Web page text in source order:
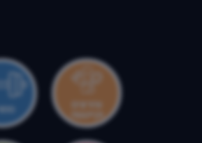
צהרונים
וקייטנות